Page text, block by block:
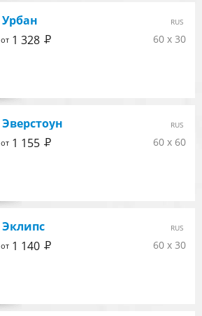
Урбан
60 x 30
RUS
от1 328 Р
Эверстоун
60 x 60
RUS
от1 155 Р
Эклипс
60 x 30
RUS
от1 140 Р